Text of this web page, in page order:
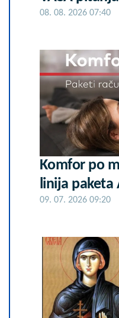
08. 08. 2026 07:40
Komfor po
linija paketa
09. 07. 2026 09:20